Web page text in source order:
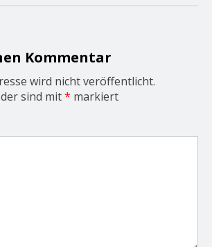
Kommentar
wird nicht veröffentlicht.
sind mit* markiert